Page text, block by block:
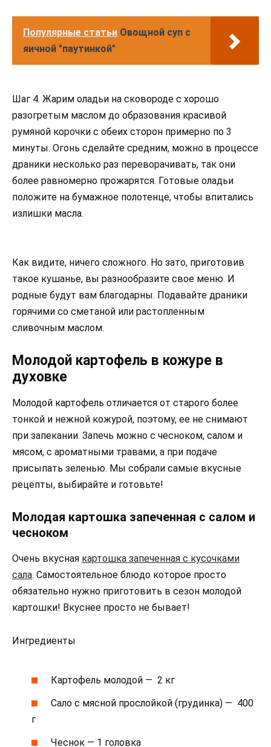
Популярные статьи Овощной суп с
яичной "паутинкой"
Шаг 4. Жарим оладьи на сковороде с хорошо
разогретым маслом до образования красивой
румяной корочки с обеих сторон примерно по 3
минуты. Огонь сделайте средним, можно в процессе
драники несколько раз переворачивать, так они
более равномерно прожарятся. Готовые оладьи
положите на бумажное полотенце, чтобы впитались
излишки масла.
Как видите, ничего сложного. Но зато, приготовив
такое кушанье, вы разнообразите свое меню. И
родные будут вам благодарны. Подавайте драники
горячими со сметаной или растопленным
сливочным маслом.
Молодой картофель в кожуре в
духовке
Молодой картофель отличается от старого более
тонкой и нежной кожурой, поэтому, ее не снимают
при запекании. Запечь можно с чесноком, салом и
мясом, с ароматными травами, а при подаче
присыпать зеленью. Мы собрали самые вкусные
рецепты, выбирайте и готовьте!
Молодая картошка запеченная с салом и
чесноком
Очень вкусная картошка запеченная с кусочками
сала. Самостоятельное блюдо которое просто
обязательно нужно приготовить в сезон молодой
картошки! Вкуснее просто не бывает!
Ингредиенты
Картофель молодой — 2 кг
Сало с мясной прослойкой (грудинка) — 400
г
Чеснок — 1 головка